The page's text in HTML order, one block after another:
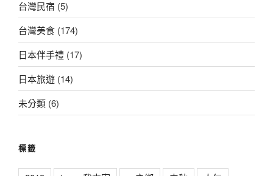
台灣民宿 (5)
台灣美食 (174)
日本伴手禮 (17)
日本旅遊 (14)
未分類 (6)
標籤